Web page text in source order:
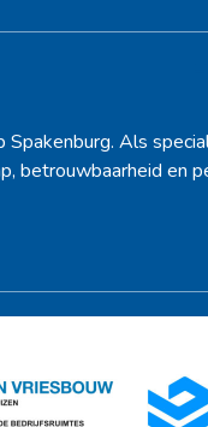
Spakenburg. Als
betrouwbaarheid